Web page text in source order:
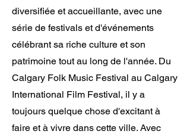
diversifiée et accueillante, avec une
série de festivals et d'événements
célébrant sa riche culture et son
patrimoine tout au long de l'année. Du
Calgary Folk Music Festival au Calgary
International Film Festival, il y a
toujours quelque chose d'excitant à
faire et à vivre dans cette ville. Avec